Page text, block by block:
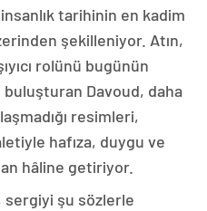
tarihinin en kadim
şekilleniyor. Atın,
rolünü bugünün
Davoud, daha
resimleri,
hafıza, duygu ve
hâline getiriyor.
şu sözlerle